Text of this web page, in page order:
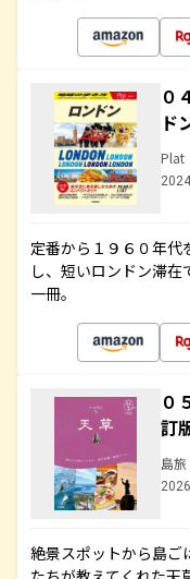
０
ド
Plat
定番から１９６０年
し、短いロンドン滞
一冊。
０
訂
島旅
絶景スポットから島ご